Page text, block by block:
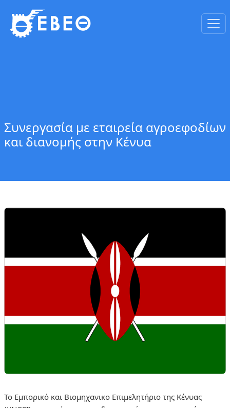
Συνεργασία με εταιρεία αγροεφοδίων
και διανομής στην Κένυα
Το Εμπορικό και Βιομηχανικο Επιμελητήριο της Κένυας